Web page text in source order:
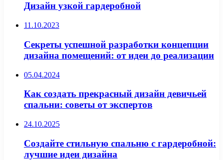
Дизайн узкой гардеробной
11.10.2023
Секреты успешной разработки концепции
дизайна помещений: от идеи до реализации
05.04.2024
Как создать прекрасный дизайн девичьей
спальни: советы от экспертов
24.10.2025
Создайте стильную спальню с гардеробной:
лучшие идеи дизайна